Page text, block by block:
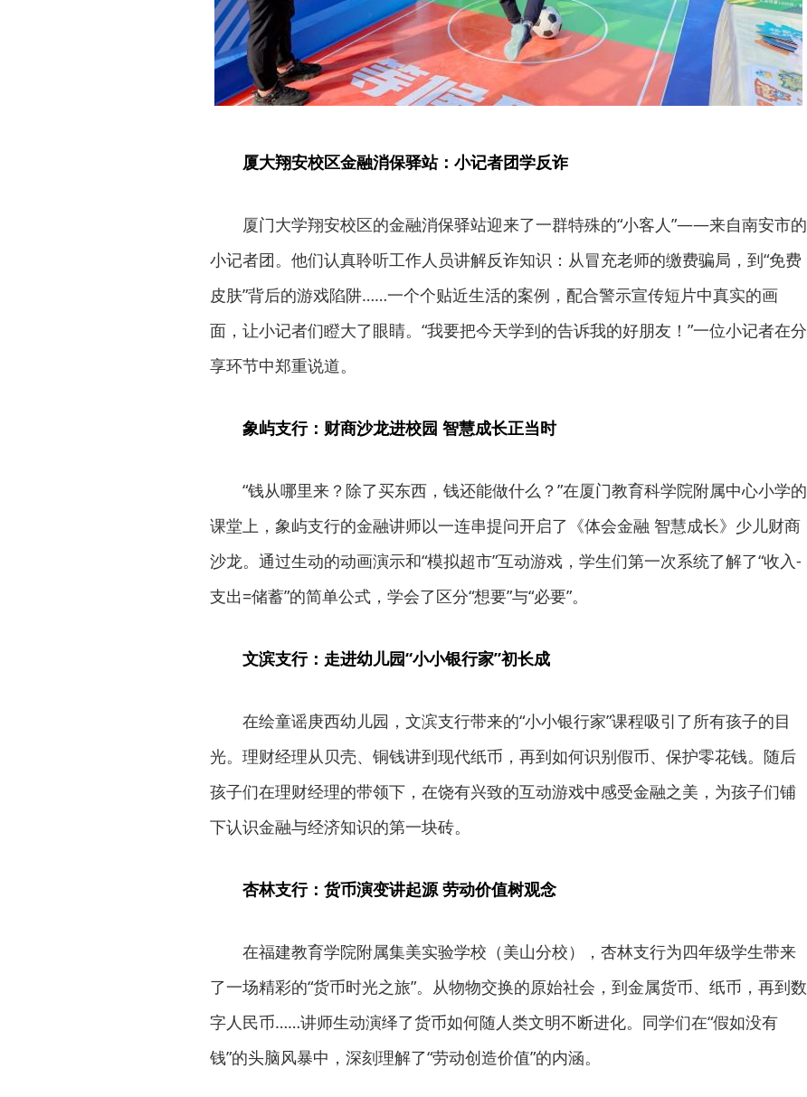
厦大翔安校区金融消保驿站：小记者团学反诈
厦门大学翔安校区的金融消保驿站迎来了一群特殊的“小客人”——来自南安市的
小记者团。他们认真聆听工作人员讲解反诈知识：从冒充老师的缴费骗局，到“免费
皮肤”背后的游戏陷阱……一个个贴近生活的案例，配合警示宣传短片中真实的画
面，让小记者们瞪大了眼睛。“我要把今天学到的告诉我的好朋友！”一位小记者在分
享环节中郑重说道。
象屿支行：财商沙龙进校园 智慧成长正当时
“钱从哪里来？除了买东西，钱还能做什么？”在厦门教育科学院附属中心小学的
课堂上，象屿支行的金融讲师以一连串提问开启了《体会金融 智慧成长》少儿财商
沙龙。通过生动的动画演示和“模拟超市”互动游戏，学生们第一次系统了解了“收入-
支出=储蓄”的简单公式，学会了区分“想要”与“必要”。
文滨支行：走进幼儿园“小小银行家”初长成
在绘童谣庚西幼儿园，文滨支行带来的“小小银行家”课程吸引了所有孩子的目
光。理财经理从贝壳、铜钱讲到现代纸币，再到如何识别假币、保护零花钱。随后
孩子们在理财经理的带领下，在饶有兴致的互动游戏中感受金融之美，为孩子们铺
下认识金融与经济知识的第一块砖。
杏林支行：货币演变讲起源 劳动价值树观念
在福建教育学院附属集美实验学校（美山分校），杏林支行为四年级学生带来
了一场精彩的“货币时光之旅”。从物物交换的原始社会，到金属货币、纸币，再到数
字人民币……讲师生动演绎了货币如何随人类文明不断进化。同学们在“假如没有
钱”的头脑风暴中，深刻理解了“劳动创造价值”的内涵。